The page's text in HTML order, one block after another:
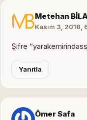
Metehan
Kasım 3, 2018,
Şifre
Yanıtla
Ömer Safa